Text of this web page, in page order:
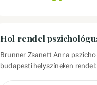
Hol rendel
Brunner Zsanett Anna
budapesti helyszíneken rendel: